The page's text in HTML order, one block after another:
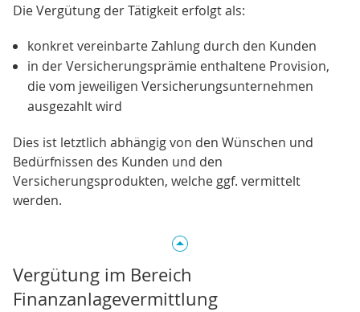
Die Vergütung der Tätigkeit erfolgt als:
konkret vereinbarte Zahlung durch den Kunden
in der Versicherungsprämie enthaltene Provision,
die vom jeweiligen Versicherungsunternehmen
ausgezahlt wird
Dies ist letztlich abhängig von den Wünschen und
Bedürfnissen des Kunden und den
Versicherungsprodukten, welche ggf. vermittelt
werden.
Vergütung im Bereich
Finanzanlagevermittlung